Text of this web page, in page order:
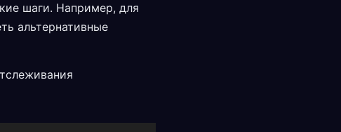
шаги. Например, для
альтернативные